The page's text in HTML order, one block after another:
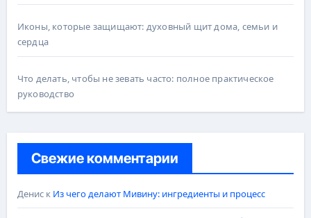
Иконы, которые защищают: духовный щит дома, семьи и
сердца
Что делать, чтобы не зевать часто: полное практическое
руководство
Свежие комментарии
Дениск Из чего делают Мивину: ингредиенты и процесс